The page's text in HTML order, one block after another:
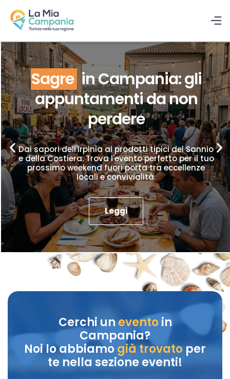
Sagre in Campania: gli
appuntamenti da non
perdere
Dai sapori dell'Irpinia ai prodotti tipici del Sannio
e della Costiera. Trova l'evento perfetto per il tuo
prossimo weekend fuori porta tra eccellenze
locali e convivialità.
Leggi
Cerchi unevento in
Campania?
Noi lo abbiamo già trovatoper
te nella sezione eventi!